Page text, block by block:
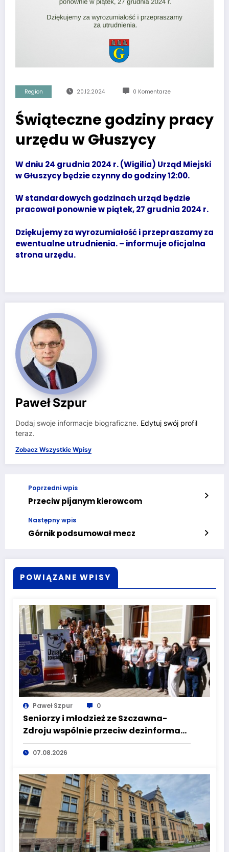
Region 20.12.2024 0 Komentarze
Świąteczne godziny pracy
urzędu w Głuszycy
W dniu 24 grudnia 2024 r. (Wigilia) Urząd Miejski
w Głuszycy będzie czynny do godziny 12:00.
W standardowych godzinach urząd będzie
pracował ponownie w piątek, 27 grudnia 2024 r.
Dziękujemy za wyrozumiałość i przepraszamy za
ewentualne utrudnienia. – informuje oficjalna
strona urzędu.
Paweł Szpur
Dodaj swoje informacje biograficzne. Edytuj swój profil
teraz.
Zobacz Wszystkie Wpisy
Poprzedni wpis
Przeciw pijanym kierowcom
Następny wpis
Górnik podsumował mecz
POWIĄZANE WPISY
Paweł Szpur 0
Seniorzy i młodzież ze Szczawna-
Zdroju wspólnie przeciw dezinformacji
i manipulacji
07.08.2026